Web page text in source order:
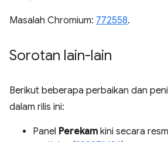
Masalah Chromium: 772558.
Sorotan lain-lain
Berikut beberapa perbaikan dan
dalam rilis ini:
Panel Perekam kini secara